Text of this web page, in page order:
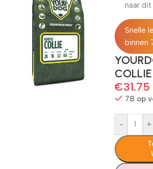
naar
Snelle
binnen
€31.75
78 op
- +